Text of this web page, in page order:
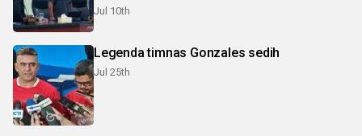
Jul 10th
Legenda timnas Gonzales sedih
Jul 25th